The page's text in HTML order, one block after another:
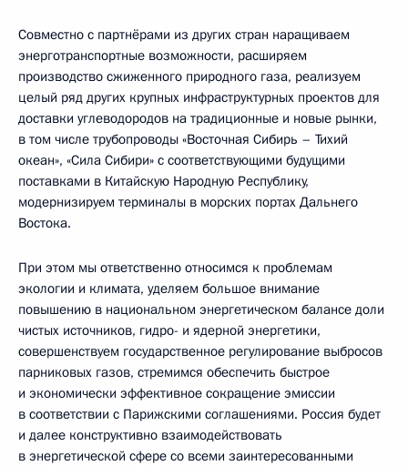
Совместно с партнёрами из других стран наращиваем
энерготранспортные возможности, расширяем
производство сжиженного природного газа, реализуем
целый ряд других крупных инфраструктурных проектов для
доставки углеводородов на традиционные и новые рынки,
в том числе трубопроводы «Восточная Сибирь – Тихий
океан», «Сила Сибири» с соответствующими будущими
поставками в Китайскую Народную Республику,
модернизируем терминалы в морских портах Дальнего
Востока.
При этом мы ответственно относимся к проблемам
экологии и климата, уделяем большое внимание
повышению в национальном энергетическом балансе доли
чистых источников, гидро- и ядерной энергетики,
совершенствуем государственное регулирование выбросов
парниковых газов, стремимся обеспечить быстрое
и экономически эффективное сокращение эмиссии
в соответствии с Парижскими соглашениями. Россия будет
и далее конструктивно взаимодействовать
в энергетической сфере со всеми заинтересованными